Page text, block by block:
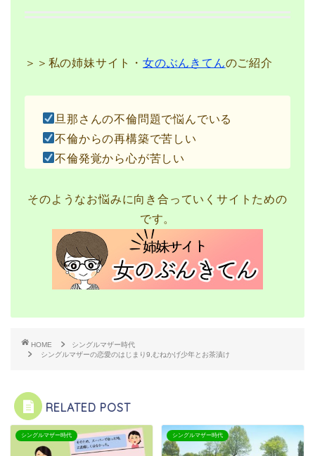
＞＞私の姉妹サイト・ 女のぶんきてんのご紹介
旦那さんの不倫問題で悩んでいる
不倫からの再構築で苦しい
不倫発覚から心が苦しい
そのようなお悩みに向き合っていくサイトための
です。
HOME
シングルマザー時代
シングルマザーの恋愛のはじまり9,むねかげ少年とお茶漬け
RELATED POST
シングルマザー時代 シングルマザー時代